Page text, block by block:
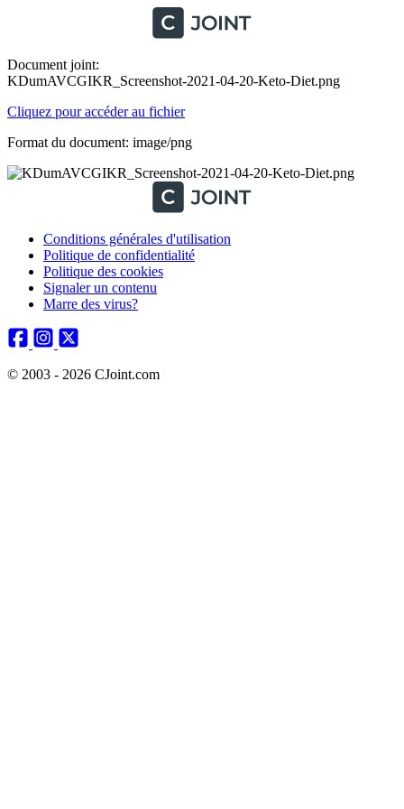
Document joint:
KDumAVCGIKR_Screenshot-2021-04-20-Keto-Diet.png
Cliquez pour accéder au fichier
Format du document: image/png
Conditions générales d'utilisation
Politique de confidentialité
Politique des cookies
Signaler un contenu
Marre des virus?
© 2003 - 2026 CJoint.com